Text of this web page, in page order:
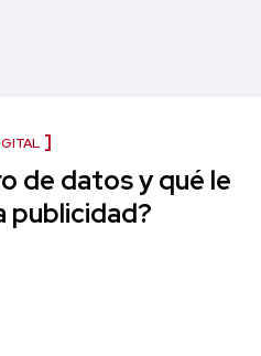
de datos y qué le
publicidad?